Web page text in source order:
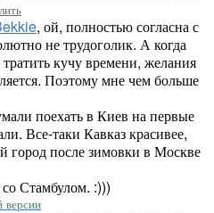
, ой, полностью согласна с
не трудоголик. А когда
кучу времени, желания
Поэтому мне чем больше
поехать в Киев на первые
Все-таки Кавказ красивее,
город после зимовки в Москве
Стамбулом. :)))
версии